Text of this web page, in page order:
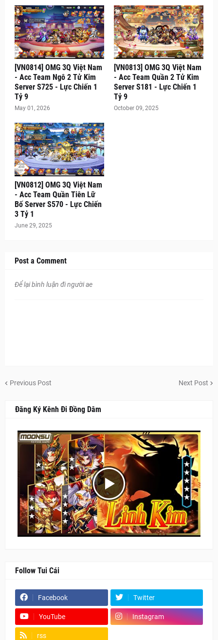
[VN0814] OMG 3Q Việt Nam
- Acc Team Ngô 2 Tử Kim
Server S725 - Lực Chiến 1
Tỷ 9
May 01, 2026
[VN0813] OMG 3Q Việt Nam
- Acc Team Quần 2 Tử Kim
Server S181 - Lực Chiến 1
Tỷ 9
October 09, 2025
[VN0812] OMG 3Q Việt Nam
- Acc Team Quần Tiên Lữ
Bố Server S570 - Lực Chiến
3 Tỷ 1
June 29, 2025
Post a Comment
Để lại bình luận đi người ae
Previous Post Next Post
Đăng Ký Kênh Đi Đồng Dâm
Follow Tui Cái
Facebook Twitter
YouTube Instagram
rss